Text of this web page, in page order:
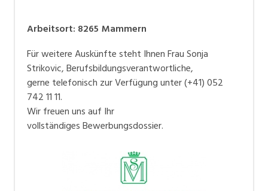
Arbeitsort: 8265 Mammern
Für weitere Auskünfte steht Ihnen Frau Sonja
Strikovic, Berufsbildungsverantwortliche,
gerne telefonisch zur Verfügung unter (+41) 052
742 11 11.
Wir freuen uns auf Ihr
vollständiges Bewerbungsdossier.